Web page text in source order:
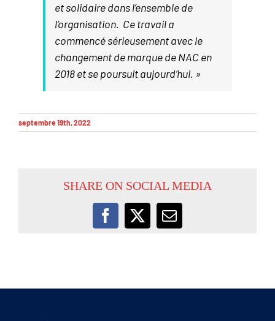
et solidaire dans l’ensemble de
l’organisation. Ce travail a
commencé sérieusement avec le
changement de marque de NAC en
2018 et se poursuit aujourd’hui. »
septembre 19th, 2022
SHARE ON SOCIAL MEDIA
Facebook
X Email